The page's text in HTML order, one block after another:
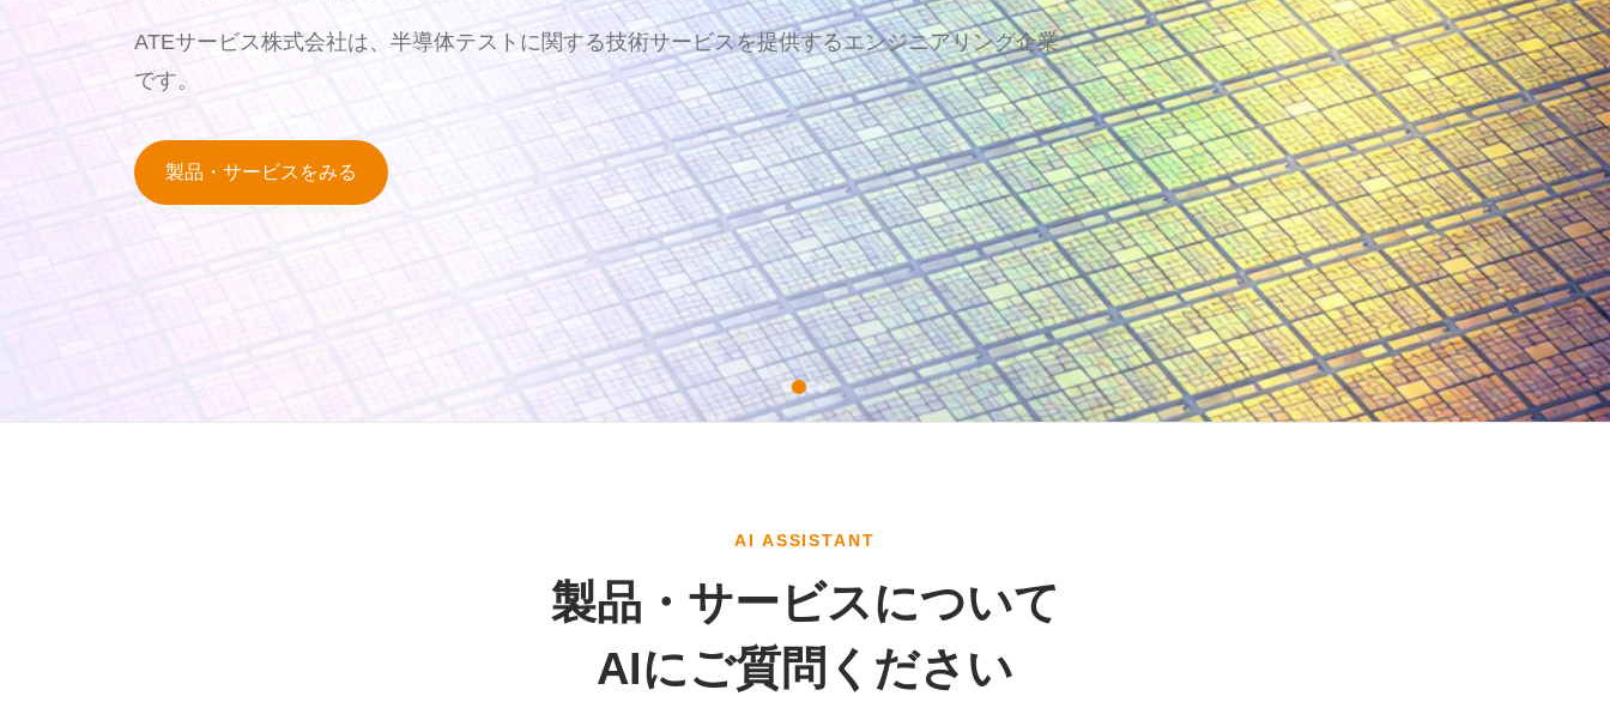
ATEサービス株式会社は、半導体テストに関する技術サービスを提供するエンジニアリング企業
です。
製品・サービスをみる
AI ASSISTANT
製品・サービスについて
AIにご質問ください